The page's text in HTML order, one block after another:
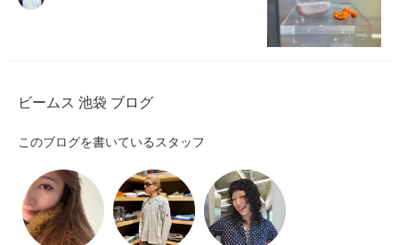
ビームス 池袋 ブログ
このブログを書いているスタッフ